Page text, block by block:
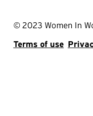
© 2023 Women In
Terms of use